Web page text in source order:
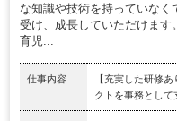
な知識や技術を持っていな
受け、成長していただけます
育児...
仕事内容
【充実した研修
クトを事務とし